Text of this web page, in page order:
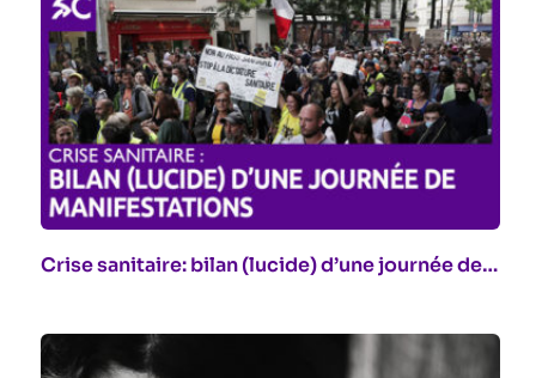
Crise sanitaire: bilan (lucide) d’une journée de…